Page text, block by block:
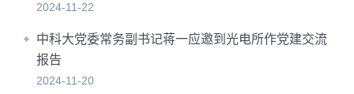
2024-11-22
中科大党委常务副书记蒋一应邀到光电所作党建交流
报告
2024-11-20